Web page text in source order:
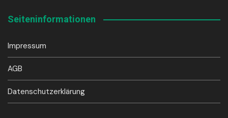
Seiteninformationen
Impressum
AGB
Datenschutzerklärung